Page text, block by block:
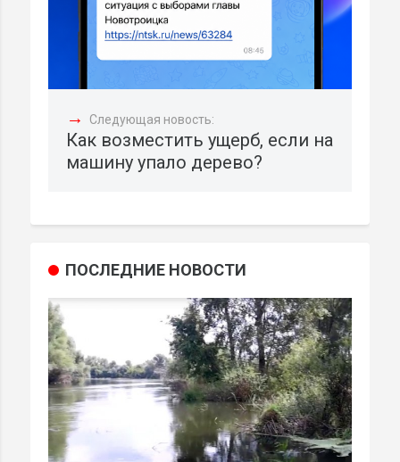
→ Следующая новость:
Как возместить ущерб, если на
машину упало дерево?
ПОСЛЕДНИЕ НОВОСТИ